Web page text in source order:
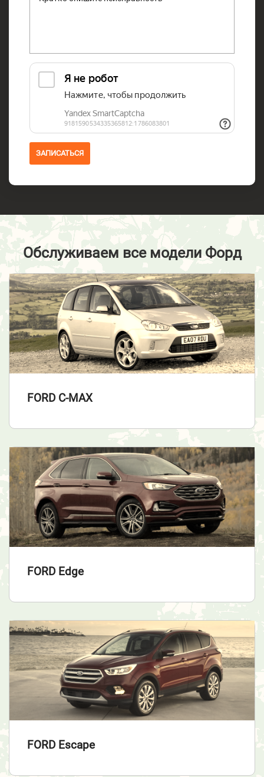
ЗАПИСАТЬСЯ
Обслуживаем все модели Форд
FORD C-MAX
FORD Edge
FORD Escape